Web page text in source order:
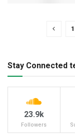
1
Stay Connected
23.9k
Followers